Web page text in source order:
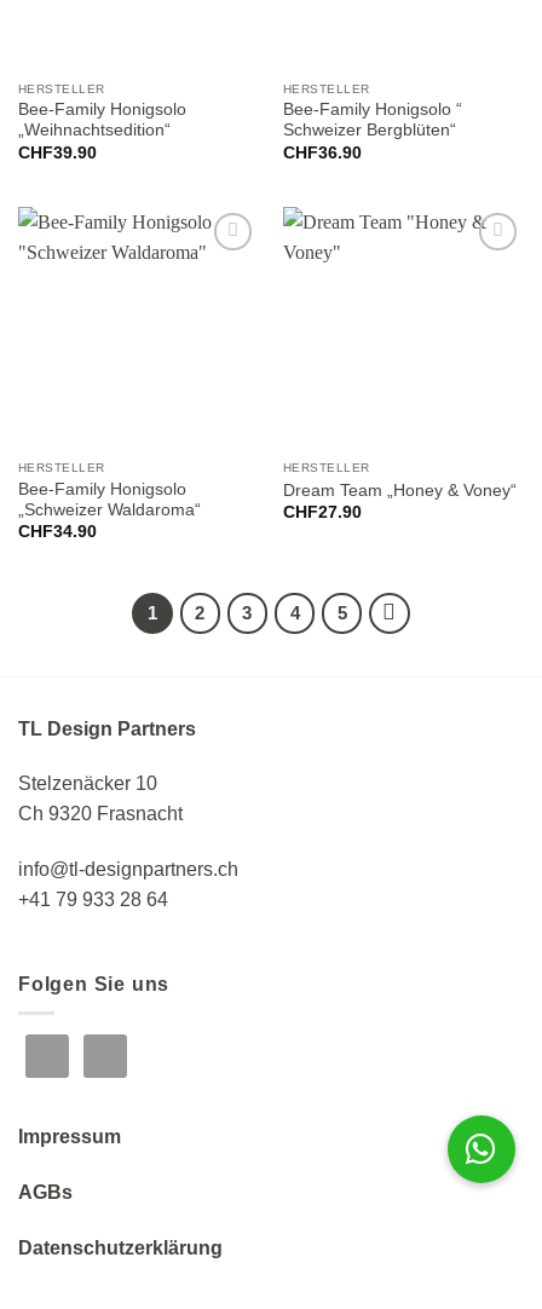
HERSTELLER
Bee-Family Honigsolo
„Weihnachtsedition“
CHF39.90
HERSTELLER
Bee-Family Honigsolo “
Schweizer Bergblüten“
CHF36.90
HERSTELLER
Bee-Family Honigsolo
„Schweizer Waldaroma“
CHF34.90
HERSTELLER
Dream Team „Honey & Voney“
CHF27.90
1 2 3 4 5
TL Design Partners
Stelzenäcker 10
Ch 9320 Frasnacht
info@tl-designpartners.ch
+41 79 933 28 64
Folgen Sie uns
Impressum
AGBs
Datenschutzerklärung